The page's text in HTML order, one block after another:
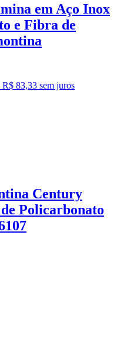
em Aço Inox
e Fibra de
R$ 83,33 sem juros
Century
Policarbonato